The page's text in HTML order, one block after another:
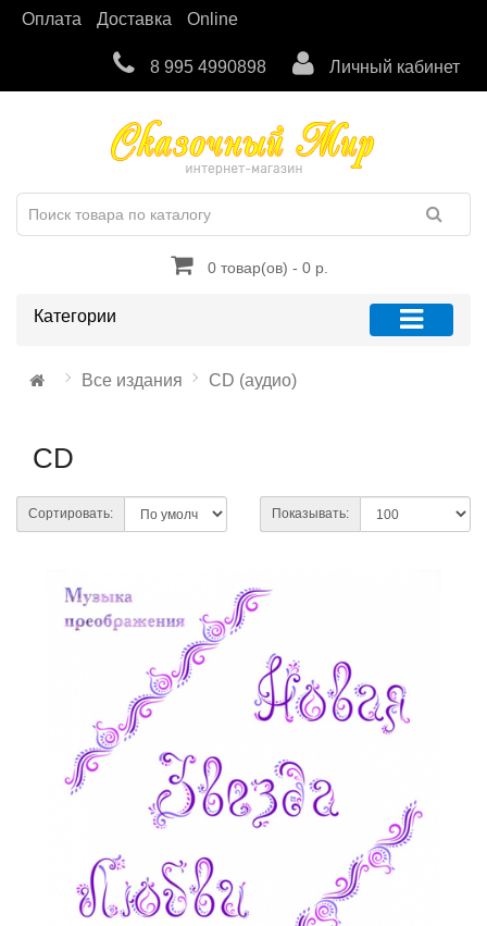
Оплата Доставка Online
8 995 4990898 Личный кабинет
0 товар(ов) - 0 р.
Категории
Все издания CD (аудио)
CD
Сортировать: Показывать: